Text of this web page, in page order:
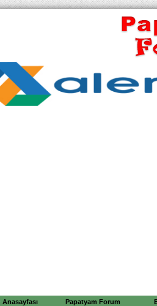
Anasayfası Papatyam Forum